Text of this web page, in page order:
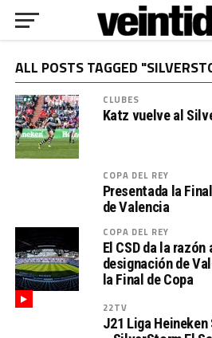
ALL POSTS TAGGED
CLUBES
Katz vuelve al
COPA DEL REY
Presentada la
de Valencia
COPA DEL REY
El CSD da la razón
designación de
la Final de Copa
22TV
J21 Liga